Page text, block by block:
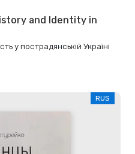
and Identity in
у пострадянській Україні
RUS